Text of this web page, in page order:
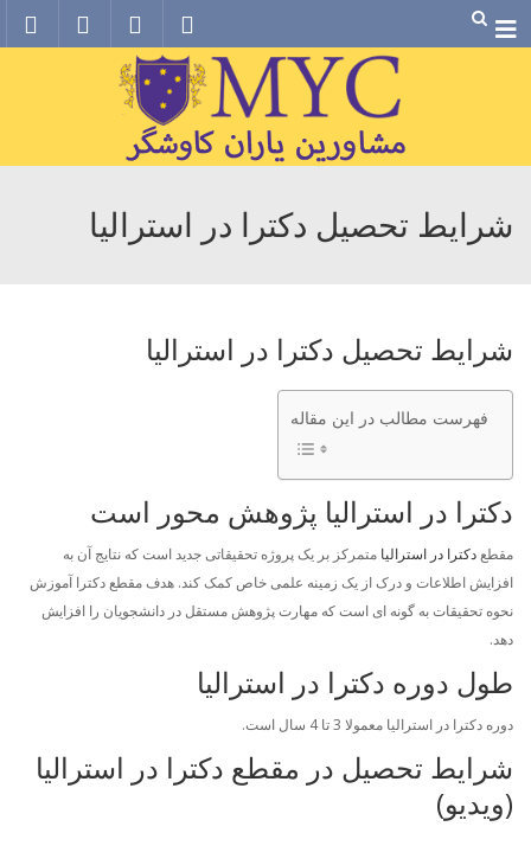
Menu
شرایط تحصیل دکترا در استرالیا
شرایط تحصیل دکترا در استرالیا
فهرست مطالب در این مقاله
دکترا در استرالیا پژوهش محور است
مقطعدکترا در استرالیا متمرکز بر یک پروژه تحقیقاتی جدید است که نتایج آن به
افزایش اطلاعات و درک از یک زمینه علمی خاص کمک کند. هدف مقطع دکترا آموزش
نحوه تحقیقات به گونه ای است که مهارت پژوهش مستقل در دانشجویان را افزایش
دهد.
طول دوره دکترا در استرالیا
دوره دکترا در استرالیا معمولا 3 تا 4 سال است.
شرایط تحصیل در مقطع دکترا در استرالیا
(ویدیو)